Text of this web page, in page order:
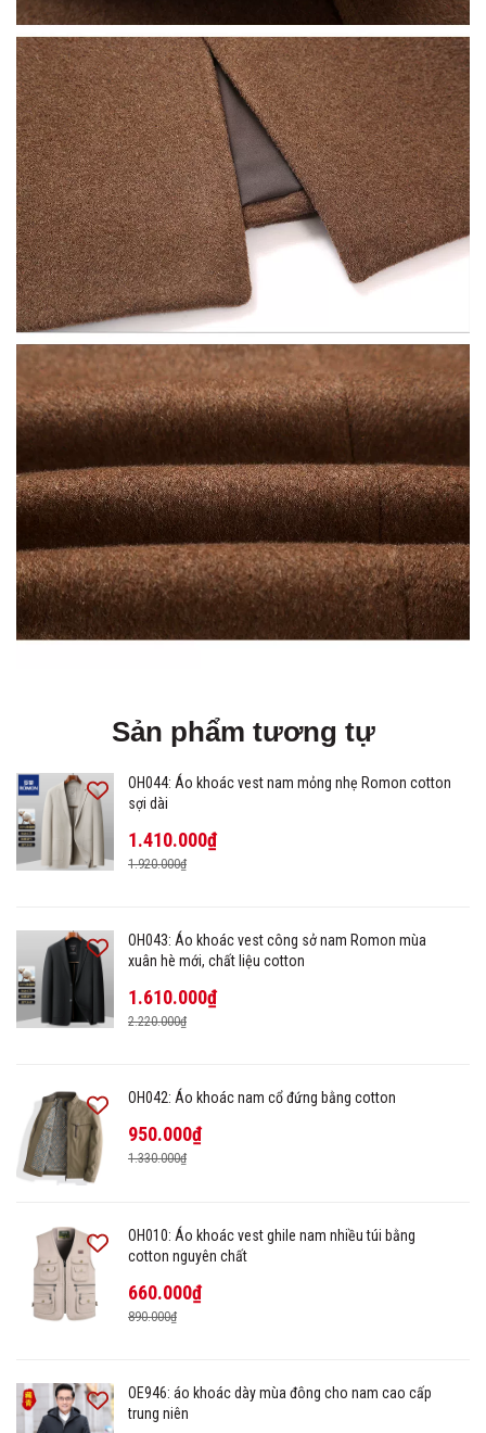
Sản phẩm tương tự
OH044: Áo khoác vest nam mỏng nhẹ Romon cotton
sợi dài
1.410.000₫
1.920.000₫
OH043: Áo khoác vest công sở nam Romon mùa
xuân hè mới, chất liệu cotton
1.610.000₫
2.220.000₫
OH042: Áo khoác nam cổ đứng bằng cotton
950.000₫
1.330.000₫
OH010: Áo khoác vest ghile nam nhiều túi bằng
cotton nguyên chất
660.000₫
890.000₫
OE946: áo khoác dày mùa đông cho nam cao cấp
trung niên